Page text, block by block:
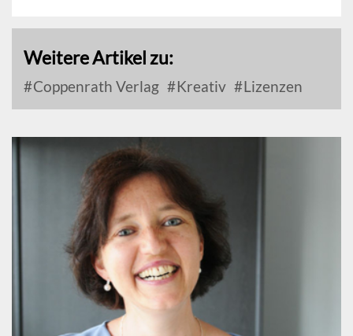
Weitere Artikel zu:
Coppenrath Verlag Kreativ Lizenzen